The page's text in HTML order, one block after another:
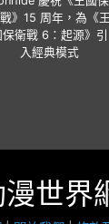
》15 周年，為《王
保衛戰 6：起源》引
入經典模式
漫世界